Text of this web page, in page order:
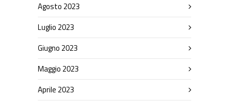
Agosto 2023
Luglio 2023
Giugno 2023
Maggio 2023
Aprile 2023